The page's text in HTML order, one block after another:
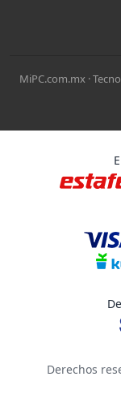
MiPC.com.mx ·
Derechos